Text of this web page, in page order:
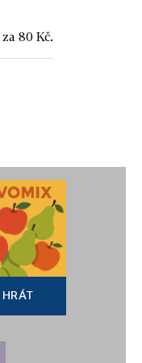
za 80 Kč.
HRÁT